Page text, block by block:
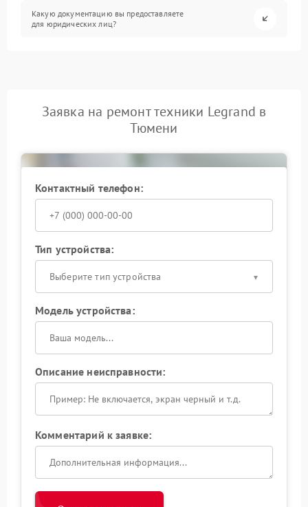
Какую документацию вы предоставляете
для юридических лиц?
Заявка на ремонт техники Legrand в
Тюмени
Контактный телефон:
Тип устройства:
Выберите тип устройства
Модель устройства:
Описание неисправности:
Комментарий к заявке: